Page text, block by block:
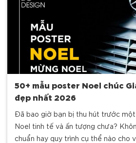
50+ mẫu poster Noel chúc
đẹp nhất 2026
Đã bao giờ bạn bị thu hút trước
Noel tinh tế và ấn tượng chưa?
chuẩn hay quy trình cụ thể nào cho